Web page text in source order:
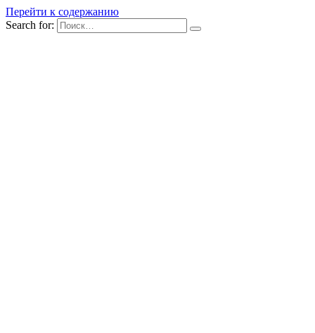
Перейти к содержанию
Search for: